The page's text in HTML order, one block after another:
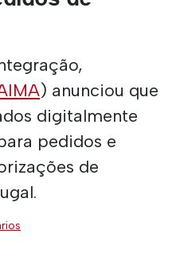
) anunciou que
digitalmente
pedidos e
de